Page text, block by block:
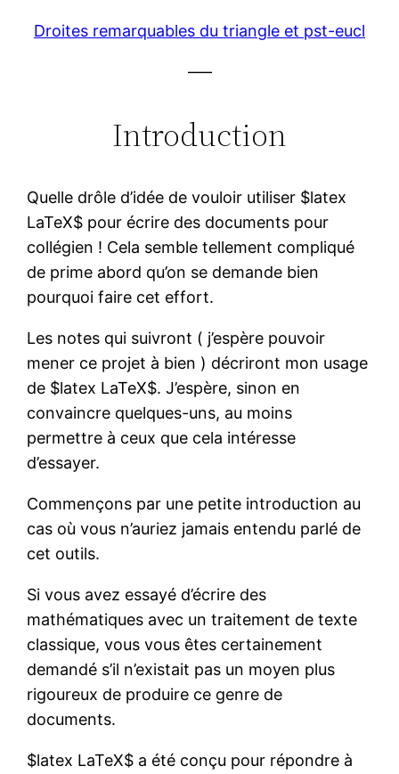
Droites remarquables du triangle et pst-eucl
—–
Introduction
Quelle drôle d’idée de vouloir utiliser $latex
LaTeX$ pour écrire des documents pour
collégien ! Cela semble tellement compliqué
de prime abord qu’on se demande bien
pourquoi faire cet effort.
Les notes qui suivront ( j’espère pouvoir
mener ce projet à bien ) décriront mon usage
de $latex LaTeX$. J’espère, sinon en
convaincre quelques-uns, au moins
permettre à ceux que cela intéresse
d’essayer.
Commençons par une petite introduction au
cas où vous n’auriez jamais entendu parlé de
cet outils.
Si vous avez essayé d’écrire des
mathématiques avec un traitement de texte
classique, vous vous êtes certainement
demandé s’il n’existait pas un moyen plus
rigoureux de produire ce genre de
documents.
$latex LaTeX$ a été conçu pour répondre à